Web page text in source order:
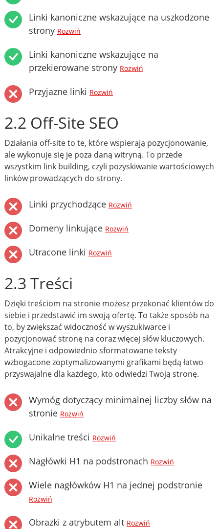
Linki kanoniczne wskazujące na uszkodzone
strony Rozwiń
Linki kanoniczne wskazujące na
przekierowane strony Rozwiń
Przyjazne linki Rozwiń
2.2 Off-Site SEO
Działania off-site to te, które wspierają pozycjonowanie,
ale wykonuje się je poza daną witryną. To przede
wszystkim link building, czyli pozyskiwanie wartościowych
linków prowadzących do strony.
Linki przychodzące Rozwiń
Domeny linkujące Rozwiń
Utracone linki Rozwiń
2.3 Treści
Dzięki treściom na stronie możesz przekonać klientów do
siebie i przedstawić im swoją ofertę. To także sposób na
to, by zwiększać widoczność w wyszukiwarce i
pozycjonować stronę na coraz więcej słów kluczowych.
Atrakcyjne i odpowiednio sformatowane teksty
wzbogacone zoptymalizowanymi grafikami będą łatwo
przyswajalne dla każdego, kto odwiedzi Twoją stronę.
Wymóg dotyczący minimalnej liczby słów na
stronie Rozwiń
Unikalne treści Rozwiń
Nagłówki H1 na podstronach Rozwiń
Wiele nagłówków H1 na jednej podstronie
Rozwiń
Obrazki z atrybutem alt Rozwiń